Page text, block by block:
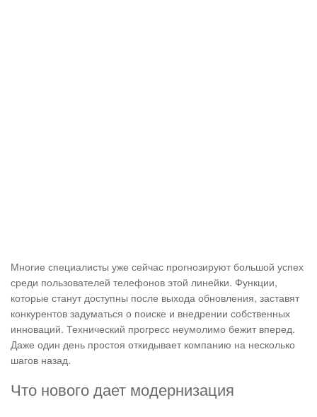
Многие специалисты уже сейчас прогнозируют большой успех
среди пользователей телефонов этой линейки. Функции,
которые станут доступны после выхода обновления, заставят
конкурентов задуматься о поиске и внедрении собственных
инноваций. Технический прогресс неумолимо бежит вперед.
Даже один день простоя откидывает компанию на несколько
шагов назад.
Что нового дает модернизация